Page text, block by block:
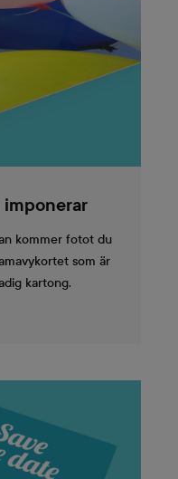
imponerar
kommer fotot du
som är
kartong.